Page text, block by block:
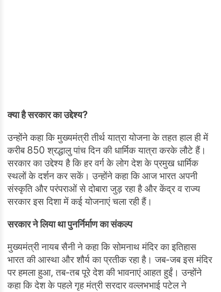
क्या है सरकार का उद्देश्य?
उन्होंने कहा कि मुख्यमंत्री तीर्थ यात्रा योजना के तहत हाल ही में
करीब 850 श्रद्धालु पांच दिन की धार्मिक यात्रा करके लौटे हैं।
सरकार का उद्देश्य है कि हर वर्ग के लोग देश के प्रमुख धार्मिक
स्थलों के दर्शन कर सकें। उन्होंने कहा कि आज भारत अपनी
संस्कृति और परंपराओं से दोबारा जुड़ रहा है और केंद्र व राज्य
सरकार इस दिशा में कई योजनाएं चला रही हैं।
सरकार ने लिया था पुनर्निर्माण का संकल्प
मुख्यमंत्री नायब सैनी ने कहा कि सोमनाथ मंदिर का इतिहास
भारत की आस्था और शौर्य का प्रतीक रहा है। जब-जब इस मंदिर
पर हमला हुआ, तब-तब पूरे देश की भावनाएं आहत हुईं। उन्होंने
कहा कि देश के पहले गृह मंत्री सरदार वल्लभभाई पटेल ने